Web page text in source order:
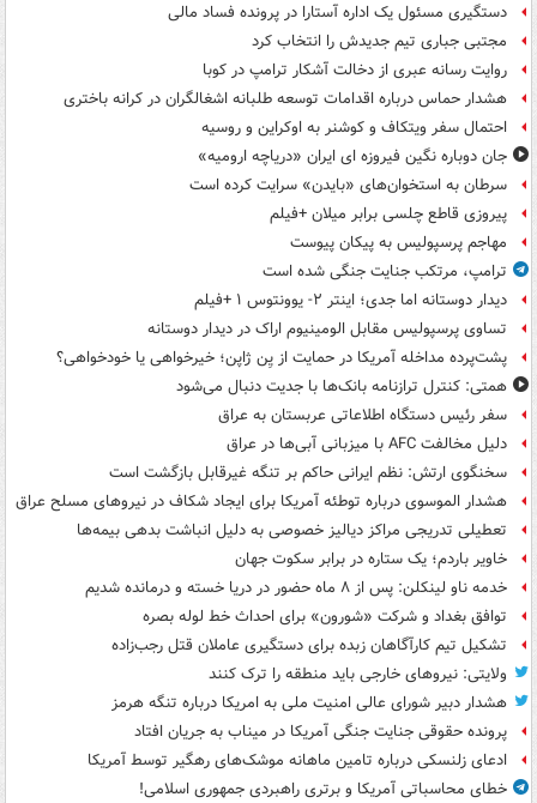
دستگیری مسئول یک اداره آستارا در پرونده فساد مالی
مجتبی جباری تیم جدیدش را انتخاب کرد
روایت رسانه عبری از دخالت آشکار ترامپ در کوبا
هشدار حماس درباره اقدامات توسعه طلبانه اشغالگران در کرانه باختری
احتمال سفر ویتکاف و کوشنر به اوکراین و روسیه
جان دوباره نگین فیروزه ای ایران «دریاچه ارومیه»
سرطان به استخوان‌های «بایدن» سرایت کرده است
پیروزی قاطع چلسی برابر میلان +فیلم
مهاجم پرسپولیس به پیکان پیوست
ترامپ، مرتکب جنایت جنگی شده است
دیدار دوستانه اما جدی؛ اینتر ۲- یوونتوس ۱ +فیلم
تساوی پرسپولیس مقابل الومینیوم اراک در دیدار دوستانه
پشت‌پرده مداخله آمریکا در حمایت از یِن ژاپن؛ خیرخواهی یا خودخواهی؟
همتی: کنترل ترازنامه بانک‌ها با جدیت دنبال می‌شود
سفر رئیس دستگاه اطلاعاتی عربستان به عراق
دلیل مخالفت AFC با میزبانی آبی‌ها در عراق
سخنگوی ارتش: نظم ایرانی حاکم بر تنگه غیرقابل بازگشت است
هشدار الموسوی درباره توطئه آمریکا برای ایجاد شکاف در نیروهای مسلح عراق
تعطیلی تدریجی مراکز دیالیز خصوصی به دلیل انباشت بدهی بیمه‌ها
خاویر باردم؛ یک ستاره در برابر سکوت جهان
خدمه ناو لینکلن: پس از ۸ ماه حضور در دریا خسته و درمانده‌ شدیم
توافق بغداد و شرکت «شورون» برای احداث خط لوله بصره
تشکیل تیم کارآگاهان زبده برای دستگیری عاملان قتل رجب‌زاده
ولایتی: نیروهای خارجی باید منطقه را ترک کنند
هشدار دبیر شورای عالی امنیت ملی به امریکا درباره تنگه هرمز
پرونده حقوقی جنایت جنگی آمریکا در میناب به جریان افتاد
ادعای زلنسکی درباره تامین ماهانه موشک‌های رهگیر توسط آمریکا
خطای محاسباتی آمریکا و برتری راهبردی جمهوری اسلامی!